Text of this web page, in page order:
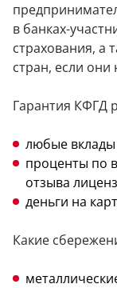
в банках-
страхования, а
стран, если они
Гарантия КФГД
любые
проценты по
отзыва
деньги на
Какие